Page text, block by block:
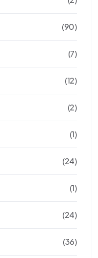
(90)
(7)
(12)
(2)
(1)
(24)
(1)
(24)
(36)